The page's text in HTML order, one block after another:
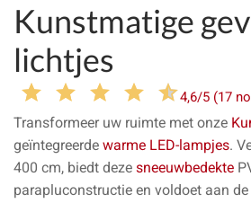
Kunstmatige
lichtjes
4,6/5 (17
Transformeer uw ruimte met onze
geïntegreerde warme LED-lampjes.
400 cm, biedt deze sneeuwbedekte
parapluconstructie en voldoet aan